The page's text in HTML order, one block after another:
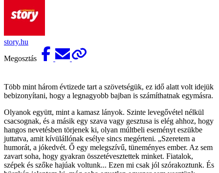
story.hu
Megosztás
Több mint három évtizede tart a szövetségük, ez idő alatt volt idejük
bebizonyítani, hogy a legnagyobb bajban is számíthatnak egymásra.
Olyanok együtt, mint a kamasz lányok. Szinte levegővétel nélkül
csacsognak, és a másik egy szava vagy gesztusa is elég ahhoz, hogy
hangos nevetésben törjenek ki, olyan múltbeli eseményt eszükbe
juttatva, amit kívülállónak esélye sincs megérteni. „Szeretem a
humorát, a jókedvét. Ő egy melegszívű, tüneményes ember. Az sem
zavart soha, hogy gyakran összetévesztettek minket. Fiatalok,
szépek és szőke hajúak voltunk... Ezen mi csak jól szórakoztunk. És